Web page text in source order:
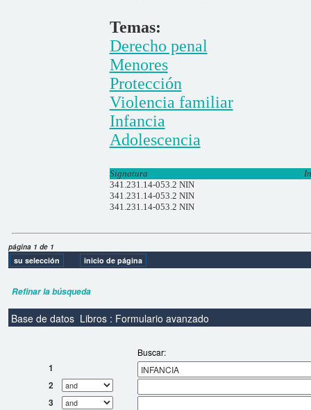
Temas:
Derecho penal
Menores
Protección
Violencia familiar
Infancia
Adolescencia
Signatura
341.231.14-053.2 NIN
341.231.14-053.2 NIN
341.231.14-053.2 NIN
página 1 de 1
Refinar la búsqueda
Base de datos Libros : Formulario avanzado
Buscar:
1
2
3